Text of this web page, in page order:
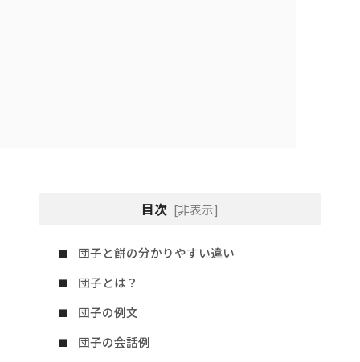
目次 [非表示]
団子と餅の分かりやすい違い
団子とは？
団子の例文
団子の会話例